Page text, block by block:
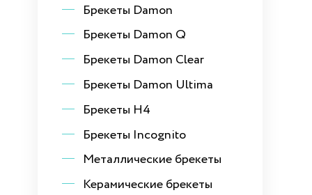
Брекеты Damon
Брекеты Damon Q
Брекеты Damon Clear
Брекеты Damon Ultima
Брекеты H4
Брекеты Incognito
Металлические брекеты
Керамические брекеты